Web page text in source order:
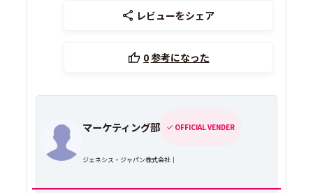
レビューをシェア
0参考になった
マーケティング部 OFFICIAL VENDER
ジェネシス・ジャパン株式会社｜